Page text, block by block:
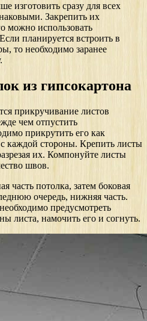
изготовить сразу для всех
Закрепить их
можно использовать
планируется встроить в
то необходимо заранее
из гипсокартона
прикручивание листов
чем отпустить
прикрутить его как
каждой стороны. Крепить листы
их. Компонуйте листы
швов.
часть потолка, затем боковая
очередь, нижняя часть.
предусмотреть
листа, намочить его и согнуть.